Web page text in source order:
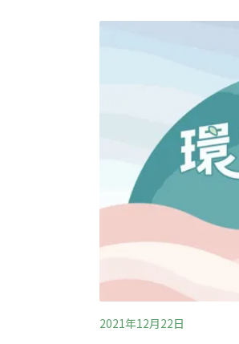
桶來分流桃園區中聖里
2021年12月22日